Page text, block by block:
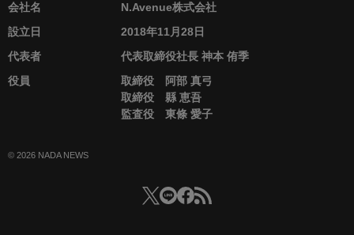
会社名
N.Avenue株式会社
設立日
2018年11月28日
代表者
代表取締役社長 神本 侑季
役員
取締役 阿部 真弓
取締役 縣 恵吾
監査役 東條 愛子
© 2026 NADA NEWS